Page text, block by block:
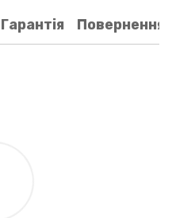
Гарантія Повернення